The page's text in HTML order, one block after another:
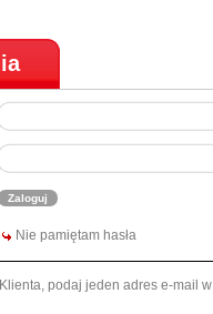
Nie pamiętam hasła
podaj jeden adres e-mail w